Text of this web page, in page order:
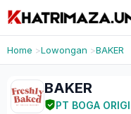
Home Lowongan BAKER
BAKER
PT BOGA